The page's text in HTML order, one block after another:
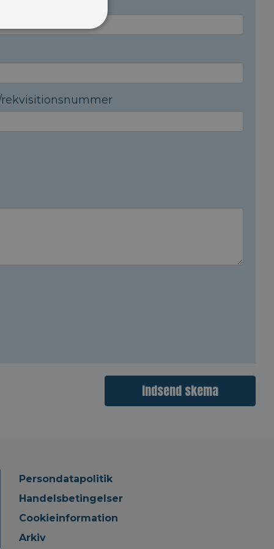
Indsend skema
Persondatapolitik
Handelsbetingelser
Cookieinformation
Arkiv